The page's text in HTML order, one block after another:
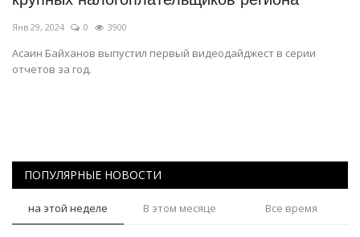
РАЗВЛЕЧЕНИЯ
OFFICIAL
Қазақша Русский
Янв 29, 2024 0 3900
Асаин Байханов выпустил первый видеодайджест в серии
отчетов за год.
ПОПУЛЯРНЫЕ НОВОСТИ
на этой неделе В этом месяце Все время